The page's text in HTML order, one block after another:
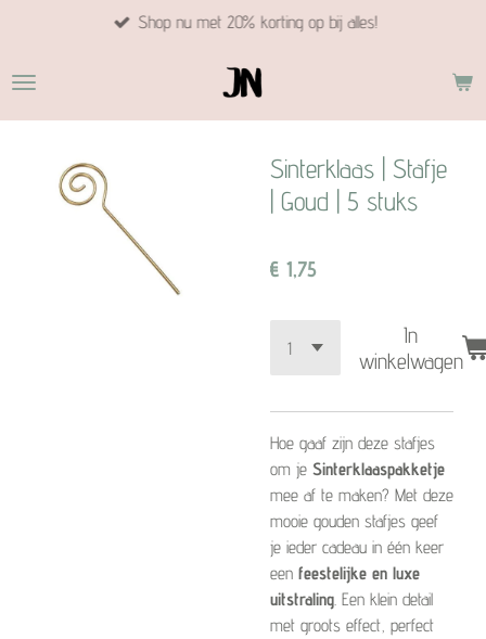
naar
hoofdinhoud
Shop nu met 20% korting op bij alles!
Sinterklaas | Stafje
| Goud | 5 stuks
€ 1,75
In
winkelwagen
Hoe gaaf zijn deze stafjes
om je Sinterklaaspakketje
mee af te maken? Met deze
mooie gouden stafjes geef
je ieder cadeau in één keer
een feestelijke en luxe
uitstraling. Een klein detail
met groots effect, perfect